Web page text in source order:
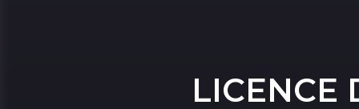
LICENCE